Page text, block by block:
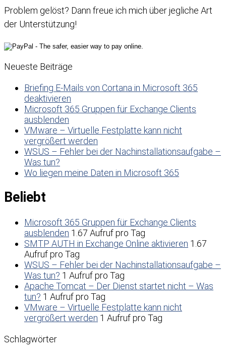
Problem gelöst? Dann freue ich mich über jegliche Art
der Unterstützung!
Neueste Beiträge
Briefing E-Mails von Cortana in Microsoft 365
deaktivieren
Microsoft 365 Gruppen für Exchange Clients
ausblenden
VMware – Virtuelle Festplatte kann nicht
vergrößert werden
WSUS – Fehler bei der Nachinstallationsaufgabe –
Was tun?
Wo liegen meine Daten in Microsoft 365
Beliebt
Microsoft 365 Gruppen für Exchange Clients
ausblenden 1.67 Aufruf pro Tag
SMTP AUTH in Exchange Online aktivieren 1.67
Aufruf pro Tag
WSUS – Fehler bei der Nachinstallationsaufgabe –
Was tun? 1 Aufruf pro Tag
Apache Tomcat – Der Dienst startet nicht – Was
tun? 1 Aufruf pro Tag
VMware – Virtuelle Festplatte kann nicht
vergrößert werden 1 Aufruf pro Tag
Schlagwörter